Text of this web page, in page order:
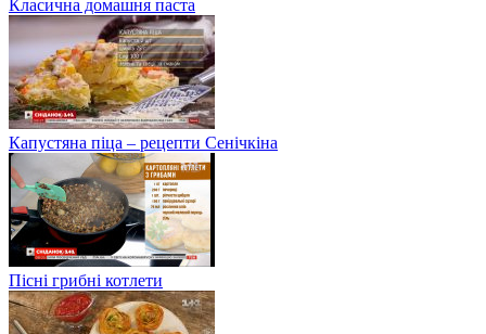
Класична домашня паста
Капустяна піца – рецепти Сенічкіна
Пісні грибні котлети